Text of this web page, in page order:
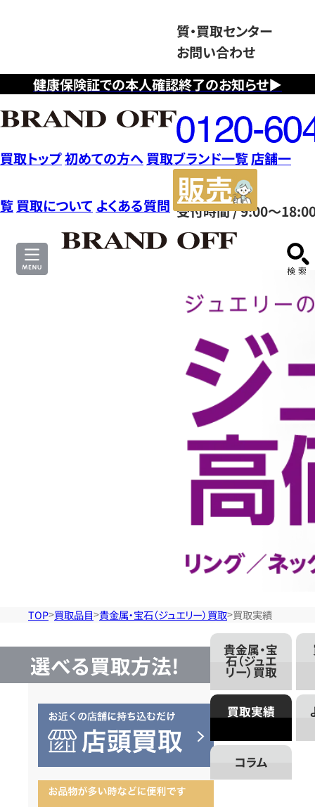
健康保険証での本人確認終了のお知らせ▶
質・買取センター
お問い合わせ
フ
リ
ー
ダ
イ
ヤ
ル
0120604117
受付時間 / 9:00～
買取トップ初めての方へ 買取ブランド一覧店舗一
覧 買取について よくある質問
サ
リ
ー）
TOP 買取品目 貴金属・宝石（ジュエリー）買取 買取実績
選べる買取方法!
貴金属・宝
石（ジュエ
リー）買取
買取実績
コラム